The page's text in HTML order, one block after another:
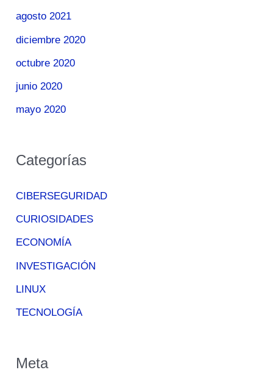
agosto 2021
diciembre 2020
octubre 2020
junio 2020
mayo 2020
Categorías
CIBERSEGURIDAD
CURIOSIDADES
ECONOMÍA
INVESTIGACIÓN
LINUX
TECNOLOGÍA
Meta